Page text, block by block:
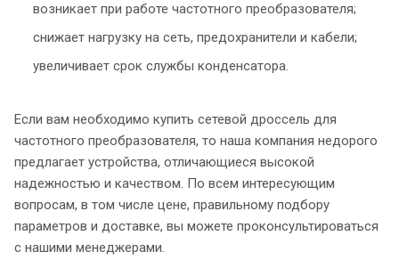
возникает при работе частотного преобразователя;
снижает нагрузку на сеть, предохранители и кабели;
увеличивает срок службы конденсатора.
Если вам необходимо купить сетевой дроссель для
частотного преобразователя, то наша компания недорого
предлагает устройства, отличающиеся высокой
надежностью и качеством. По всем интересующим
вопросам, в том числе цене, правильному подбору
параметров и доставке, вы можете проконсультироваться
с нашими менеджерами.